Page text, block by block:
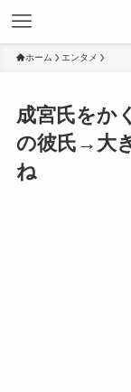
ホーム エンタメ
成宮氏をか
の彼氏→大
ね